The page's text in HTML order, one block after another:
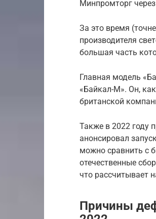
Минпромторг
За это время
производителя
большая часть
Главная модель
«Байкал-М». Он,
британской
Также в 2022 году
анонсировал
можно сравнить с
отечественные
что рассчитывает
Причины